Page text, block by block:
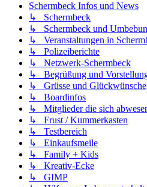
Schermbeck Infos und News
↳ Schermbeck
↳ Schermbeck und
↳ Veranstaltungen in
↳ Polizeiberichte
↳ Netzwerk-Schermbeck
↳ Begrüßung und
↳ Grüsse und Glückwünsche
↳ Boardinfos
↳ Mitglieder die sich
↳ Frust / Kummerkasten
↳ Testbereich
↳ Einkaufsmeile
↳ Family + Kids
↳ Kreativ-Ecke
↳ GIMP